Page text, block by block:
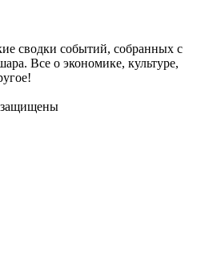
сводки событий, собранных с
Все о экономике, культуре,
защищены